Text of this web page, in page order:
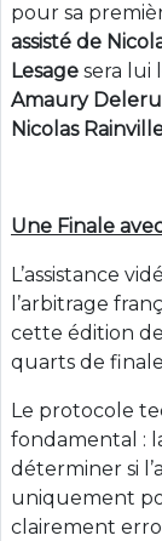
pour sa
assisté de
Lesage sera lui
Amaury
Nicolas
Une Finale
L’assistance
l’arbitrage
cette édition
quarts de
Le protocole
fondamental :
déterminer si
uniquement
clairement